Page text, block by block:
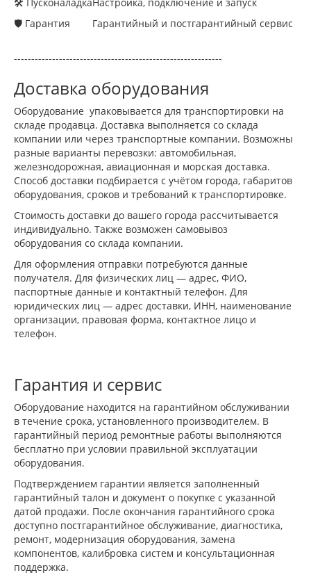
🛡 Гарантия
Гарантийный и постгарантийный сервис
------------------------------------------------------------
Доставка оборудования
Оборудование упаковывается для транспортировки на
складе продавца. Доставка выполняется со склада
компании или через транспортные компании. Возможны
разные варианты перевозки: автомобильная,
железнодорожная, авиационная и морская доставка.
Способ доставки подбирается с учётом города, габаритов
оборудования, сроков и требований к транспортировке.
Стоимость доставки до вашего города рассчитывается
индивидуально. Также возможен самовывоз
оборудования со склада компании.
Для оформления отправки потребуются данные
получателя. Для физических лиц — адрес, ФИО,
паспортные данные и контактный телефон. Для
юридических лиц — адрес доставки, ИНН, наименование
организации, правовая форма, контактное лицо и
телефон.
Гарантия и сервис
Оборудование находится на гарантийном обслуживании
в течение срока, установленного производителем. В
гарантийный период ремонтные работы выполняются
бесплатно при условии правильной эксплуатации
оборудования.
Подтверждением гарантии является заполненный
гарантийный талон и документ о покупке с указанной
датой продажи. После окончания гарантийного срока
доступно постгарантийное обслуживание, диагностика,
ремонт, модернизация оборудования, замена
компонентов, калибровка систем и консультационная
поддержка.